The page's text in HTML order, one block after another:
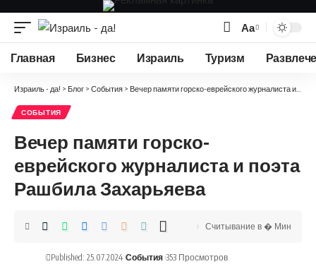
Изменение
размера
Аа
Главная Бизнес Израиль Туризм
Израиль - да! > Блог > События > Вечер памяти горско-еврейского журналиста и поэта Рашбила Захарьяева
СОБЫТИЯ
Вечер памяти горско-
еврейского журналиста и поэта
Рашбила Захарьяева
Published: 25.07.2024 События 353 Просмотров
Считывание в � Мин